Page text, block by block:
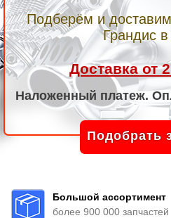
Подберём и
Грандис в
Доставка от
Наложенный платеж.
Подобрать
Большой ассортимент
более 900 000 запчастей